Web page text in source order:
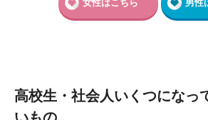
女性はこちら 男性
高校生・社会人いくつになっ
いもの